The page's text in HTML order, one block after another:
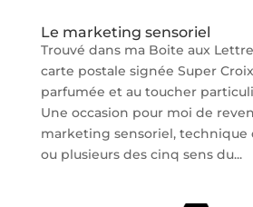
Le marketing sensoriel
Trouvé dans ma Boite aux
carte postale signée Super
parfumée et au toucher
Une occasion pour moi de
marketing sensoriel, technique
ou plusieurs des cinq sens du...